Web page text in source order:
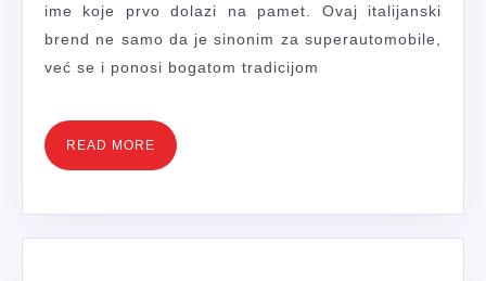
LEGENDI
ime koje prvo dolazi na pamet. Ovaj italijanski
brend ne samo da je sinonim za superautomobile,
već se i ponosi bogatom tradicijom
READ MORE READ
MORE